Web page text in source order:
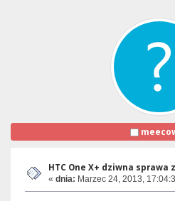
HTC One X+ dziwna sprawa
« dnia: Marzec 24, 2013,